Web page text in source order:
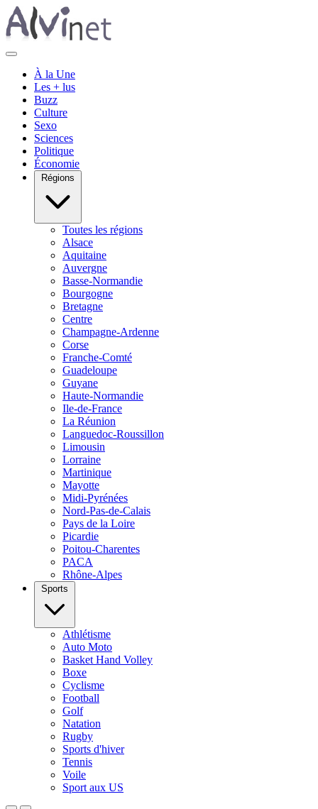
À la Une
Les + lus
Buzz
Culture
Sexo
Sciences
Politique
Économie
Régions
Toutes les régions
Alsace
Aquitaine
Auvergne
Basse-Normandie
Bourgogne
Bretagne
Centre
Champagne-Ardenne
Corse
Franche-Comté
Guadeloupe
Guyane
Haute-Normandie
Ile-de-France
La Réunion
Languedoc-Roussillon
Limousin
Lorraine
Martinique
Mayotte
Midi-Pyrénées
Nord-Pas-de-Calais
Pays de la Loire
Picardie
Poitou-Charentes
PACA
Rhône-Alpes
Sports
Athlétisme
Auto Moto
Basket Hand Volley
Boxe
Cyclisme
Football
Golf
Natation
Rugby
Sports d'hiver
Tennis
Voile
Sport aux US